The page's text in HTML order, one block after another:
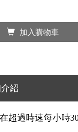
加入購物車
紹
過時速每小時